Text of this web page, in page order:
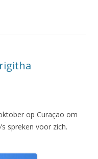
op Curaçao om
spreken voor zich.